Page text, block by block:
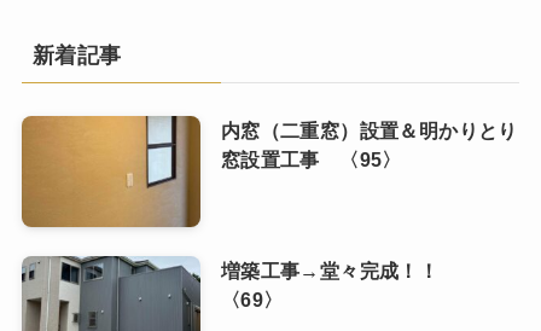
新着記事
内窓（二重窓）設置＆明かりとり
窓設置工事 〈95〉
増築工事→堂々完成！！
〈69〉